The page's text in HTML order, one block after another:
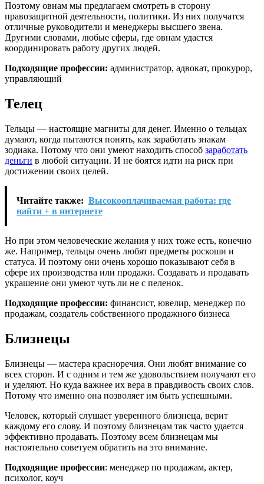
Поэтому овнам мы предлагаем смотреть в сторону
правозащитной деятельности, политики. Из них получатся
отличные руководители и менеджеры высшего звена.
Другими словами, любые сферы, где овнам удастся
координировать работу других людей.
Подходящие профессии: администратор, адвокат, прокурор,
управляющий
Телец
Тельцы — настоящие магниты для денег. Именно о тельцах
думают, когда пытаются понять, как заработать знакам
зодиака. Потому что они умеют находить способ заработать
деньги в любой ситуации. И не боятся идти на риск при
достижении своих целей.
Читайте также: Высокооплачиваемая работа: где
найти + в интернете
Но при этом человеческие желания у них тоже есть, конечно
же. Например, тельцы очень любят предметы роскоши и
статуса. И поэтому они очень хорошо показывают себя в
сфере их производства или продажи. Создавать и продавать
украшение они умеют чуть ли не с пеленок.
Подходящие профессии: финансист, ювелир, менеджер по
продажам, создатель собственного продажного бизнеса
Близнецы
Близнецы — мастера красноречия. Они любят внимание со
всех сторон. И с одним и тем же удовольствием получают его
и уделяют. Но куда важнее их вера в правдивость своих слов.
Потому что именно она позволяет им быть успешными.
Человек, который слушает уверенного близнеца, верит
каждому его слову. И поэтому близнецам так часто удается
эффективно продавать. Поэтому всем близнецам мы
настоятельно советуем обратить на это внимание.
Подходящие профессии: менеджер по продажам, актер,
психолог, коуч